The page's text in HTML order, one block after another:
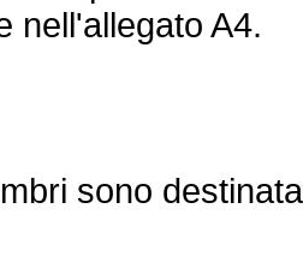
nell'allegato A4.
sono